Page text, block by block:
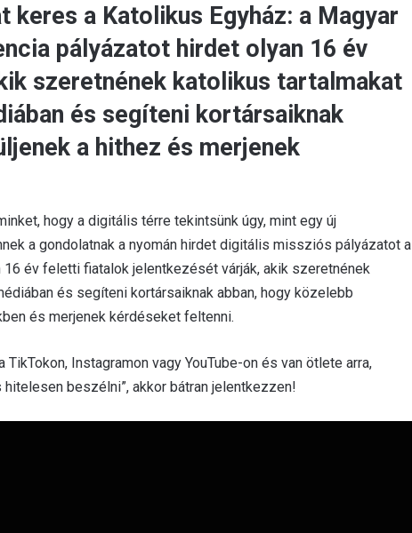
a Katolikus Egyház: a Magyar
pályázatot hirdet olyan 16 év
szeretnének katolikus tartalmakat
és segíteni kortársaiknak
a hithez és merjenek
hogy a digitális térre tekintsünk úgy, mint egy új
a gondolatnak a nyomán hirdet digitális missziós pályázatot a
év feletti fiatalok jelentkezését várják, akik szeretnének
és segíteni kortársaiknak abban, hogy közelebb
és merjenek kérdéseket feltenni.
Instagramon vagy YouTube-on és van ötlete arra,
beszélni”, akkor bátran jelentkezzen!